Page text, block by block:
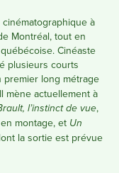
à
Montréal, tout en
Cinéaste
plusieurs courts
premier long métrage
mène actuellement à
l’instinct de vue,
montage, et Un
la sortie est prévue